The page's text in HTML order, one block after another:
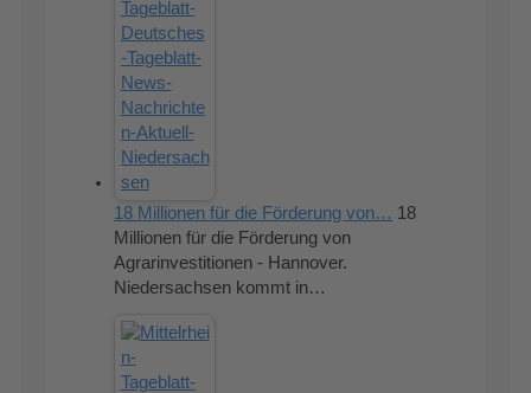
18 Millionen für die Förderung von… 18
Millionen für die Förderung von
Agrarinvestitionen - Hannover.
Niedersachsen kommt in…